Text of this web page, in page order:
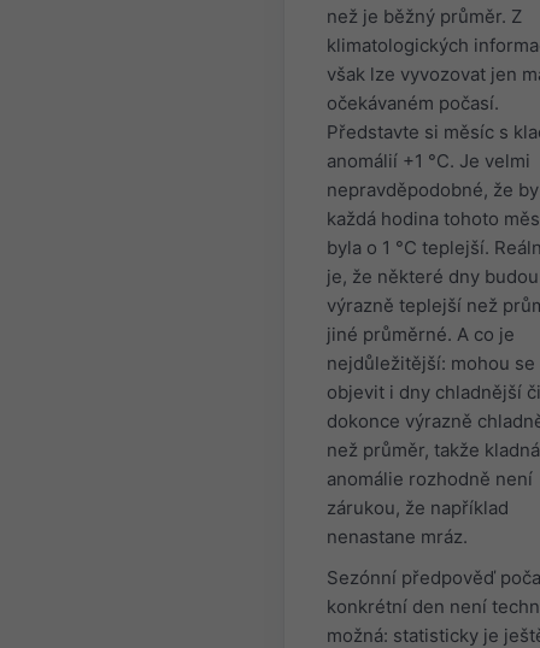
než je běžný průměr. Z
klimatologických
však lze vyvozovat jen
očekávaném počasí.
Představte si měsíc s
anomálií +1 °C. Je velmi
nepravděpodobné, že by
každá hodina tohoto
byla o 1 °C teplejší.
je, že některé dny budou
výrazně teplejší než
jiné průměrné. A co je
nejdůležitější: mohou se
objevit i dny chladnější či
dokonce výrazně
než průměr, takže kladná
anomálie rozhodně není
zárukou, že například
nenastane mráz.
Sezónní předpověď
konkrétní den není
možná: statisticky je